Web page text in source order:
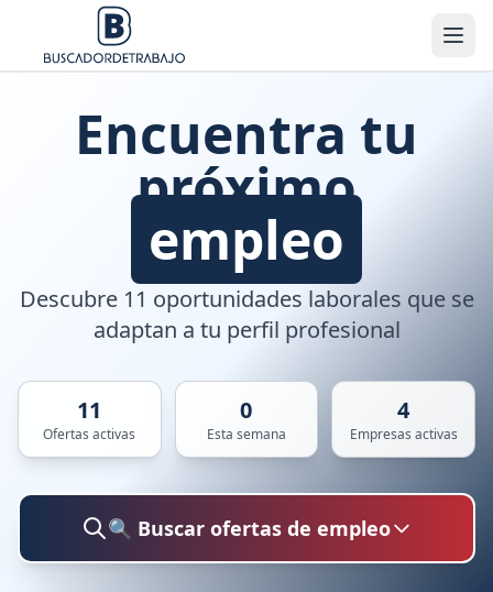
Encuentra tu
próximo
empleo
Descubre 11 oportunidades laborales que se
adaptan a tu perfil profesional
11
Ofertas activas
0
Esta semana
4
Empresas activas
🔍 Buscar ofertas de empleo